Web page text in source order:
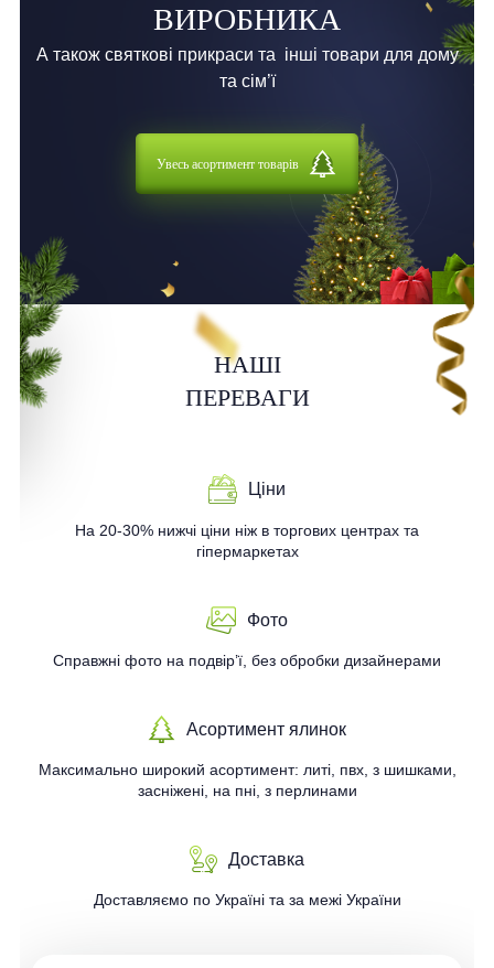
ВИРОБНИКА
А також святкові прикраси та інші товари для дому
та сім’ї
Увесь асортимент товарів
НАШІ
ПЕРЕВАГИ
Ціни
На 20-30% нижчі ціни ніж в торгових центрах та
гіпермаркетах
Фото
Справжні фото на подвір’ї, без обробки дизайнерами
Асортимент ялинок
Максимально широкий асортимент: литі, пвх, з шишками,
засніжені, на пні, з перлинами
Доставка
Доставляємо по Україні та за межі України